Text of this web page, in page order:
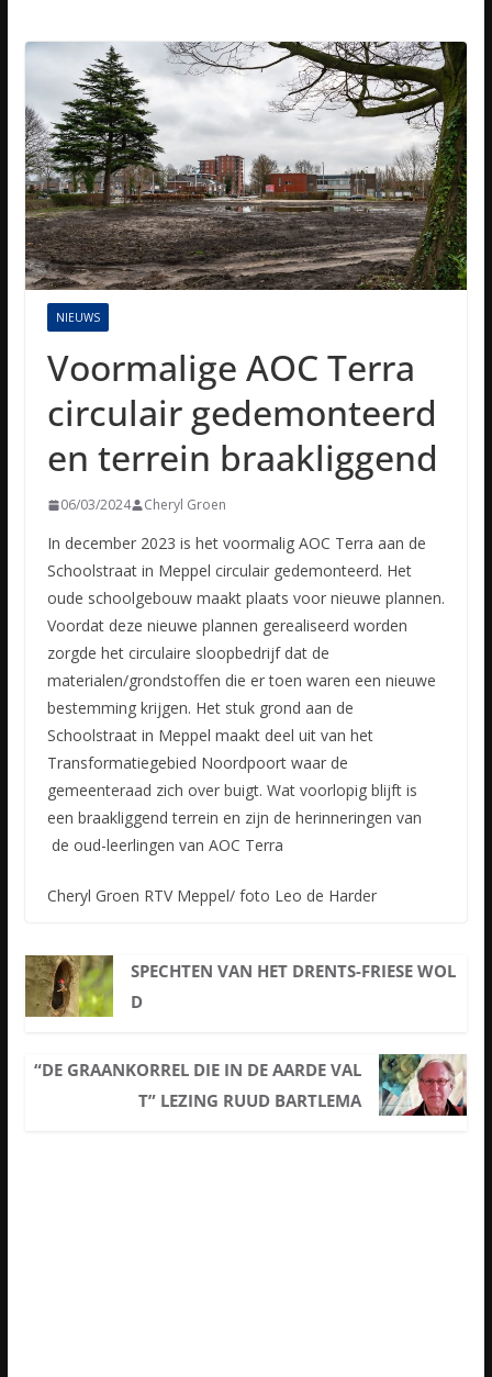
NIEUWS
Voormalige AOC Terra
circulair gedemonteerd
en terrein braakliggend
06/03/2024 Cheryl Groen
In december 2023 is het voormalig AOC Terra aan de
Schoolstraat in Meppel circulair gedemonteerd. Het
oude schoolgebouw maakt plaats voor nieuwe plannen.
Voordat deze nieuwe plannen gerealiseerd worden
zorgde het circulaire sloopbedrijf dat de
materialen/grondstoffen die er toen waren een nieuwe
bestemming krijgen. Het stuk grond aan de
Schoolstraat in Meppel maakt deel uit van het
Transformatiegebied Noordpoort waar de
gemeenteraad zich over buigt. Wat voorlopig blijft is
een braakliggend terrein en zijn de herinneringen van
de oud-leerlingen van AOC Terra
Cheryl Groen RTV Meppel/ foto Leo de Harder
SPECHTEN VAN HET DRENTS-FRIESE WOL
D
“DE GRAANKORREL DIE IN DE AARDE VAL
T” LEZING RUUD BARTLEMA